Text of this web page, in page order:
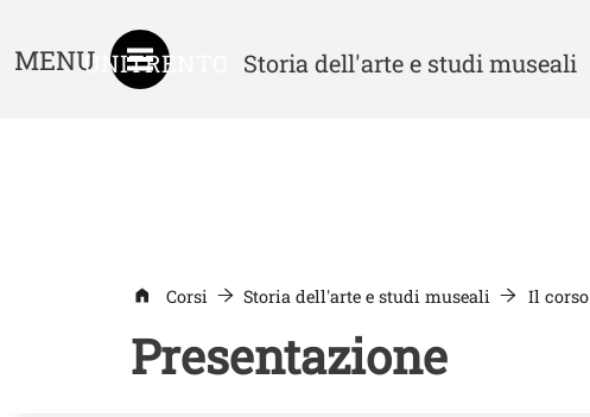
UNITRENTO Storia dell'arte e studi museali
MENU
Corsi Storia dell'arte e studi museali Il corso
Presentazione